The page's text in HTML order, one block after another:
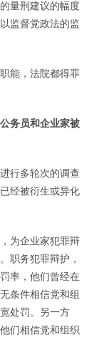
量刑建议的幅度
监督党政法的监
能，法院都得罪
务员和企业家被
行多轮次的调查
经被衍生或异化
为企业家犯罪辩
职务犯罪辩护，
率，他们曾经在
条件相信党和组
处罚。另一方
们相信党和组织